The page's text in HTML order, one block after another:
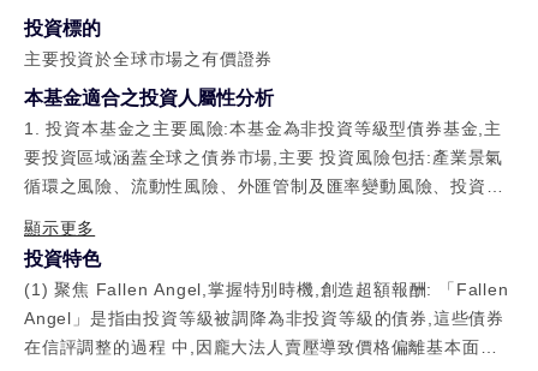
價
野
村
特
別
時
機
非
投
資
投資標的
主要投資於全球市場之有價證券
本基金適合之投資人屬性分析
1. 投資本基金之主要風險:本基金為非投資等級型債券基金,主
要投資區域涵蓋全球之債券市場,主要 投資風險包括:產業景氣
循環之風險、流動性風險、外匯管制及匯率變動風險、投資地
風險之揭露請詳見第14頁至第17頁。 2. 本基金適合之投資人
屬性分析: (1) 本基金為非投資等級型債券基金,投資區域擴及
全球非投資等級債券與投資級債兼具之有價 證券。 (2) 投資策
略將充分掌握特別時機,挑選極具價值的投資標的來達成長期資
顯示更多
投資特色
(1) 聚焦 Fallen Angel,掌握特別時機,創造超額報酬: 「Fallen
Angel」是指由投資等級被調降為非投資等級的債券,這些債券
在信評調整的過程 中,因龐大法人賣壓導致價格偏離基本面。